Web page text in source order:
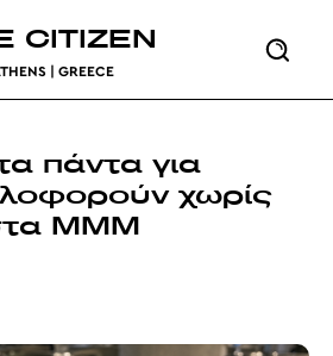
CITIZEN
| GREECE
πάντα για
χωρίς
στα ΜΜΜ